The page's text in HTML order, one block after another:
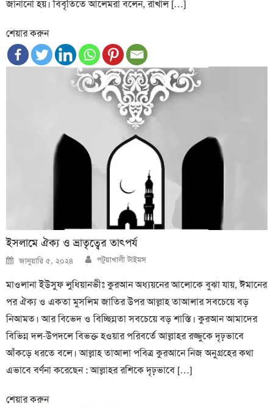
জানানো হয়। বিবৃতিতে আলেমরা বলেন, রাখাল […]
শেয়ার করুন
ইসলামে ঐক্য ও ভ্রাতৃত্বের তাৎপর্য
Posted
on
জানুয়ারি ৫, ২০২৪ Author
পটুয়াখালী টাইমস
মাওলানা ইউসুফ লুধিয়ানভীঃ কুরআন অধ্যয়নের আলোকে বুঝা যায়, ঈমানের
পর ঐক্য ও একতা মুসলিম জাতির উপর আল্লাহ তাআলার সবচেয়ে বড়
নিআমত। আর বিভেদ ও বিচ্ছিন্নতা সবচেয়ে বড় শাস্তি। কুরআন আমাদের
বিভিন্ন দল-উপদলে বিভক্ত হওয়ার পরিবর্তে আল্লাহর রজ্জুকে দৃঢ়ভাবে
আঁকড়ে ধরতে বলে। আল্লাহ তাআলা পবিত্র কুরআনে নিজ অনুগ্রহের কথা
এভাবে বর্ণনা করেছেন : আল্লাহর রশিকে দৃঢ়ভাবে […]
শেয়ার করুন